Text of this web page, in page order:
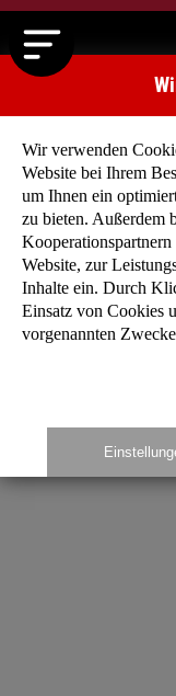
Villa
Wir verwenden
Website bei Ihrem
um Ihnen ein
zu bieten. Außerdem
Website, zur
Inhalte ein. Durch
Einsatz von Cookies
vorgenannten